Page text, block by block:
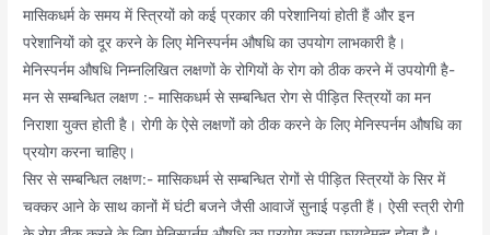
मासिकधर्म के समय में स्त्रियों को कई प्रकार की परेशानियां होती हैं और इन
परेशानियों को दूर करने के लिए मेनिस्पर्नम औषधि का उपयोग लाभकारी है।
मेनिस्पर्नम औषधि निम्नलिखित लक्षणों के रोगियों के रोग को ठीक करने में उपयोगी है-
मन से सम्बन्धित लक्षण :- मासिकधर्म से सम्बन्धित रोग से पीड़ित स्त्रियों का मन
निराशा युक्त होती है। रोगी के ऐसे लक्षणों को ठीक करने के लिए मेनिस्पर्नम औषधि का
प्रयोग करना चाहिए।
सिर से सम्बन्धित लक्षण:- मासिकधर्म से सम्बन्धित रोगों से पीड़ित स्त्रियों के सिर में
चक्कर आने के साथ कानों में घंटी बजने जैसी आवाजें सुनाई पड़ती हैं। ऐसी स्त्री रोगी